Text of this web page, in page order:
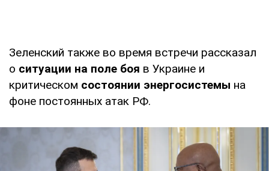
Зеленский также во время встречи рассказал
о ситуации на поле боя в Украине и
критическом состоянии энергосистемы на
фоне постоянных атак РФ.